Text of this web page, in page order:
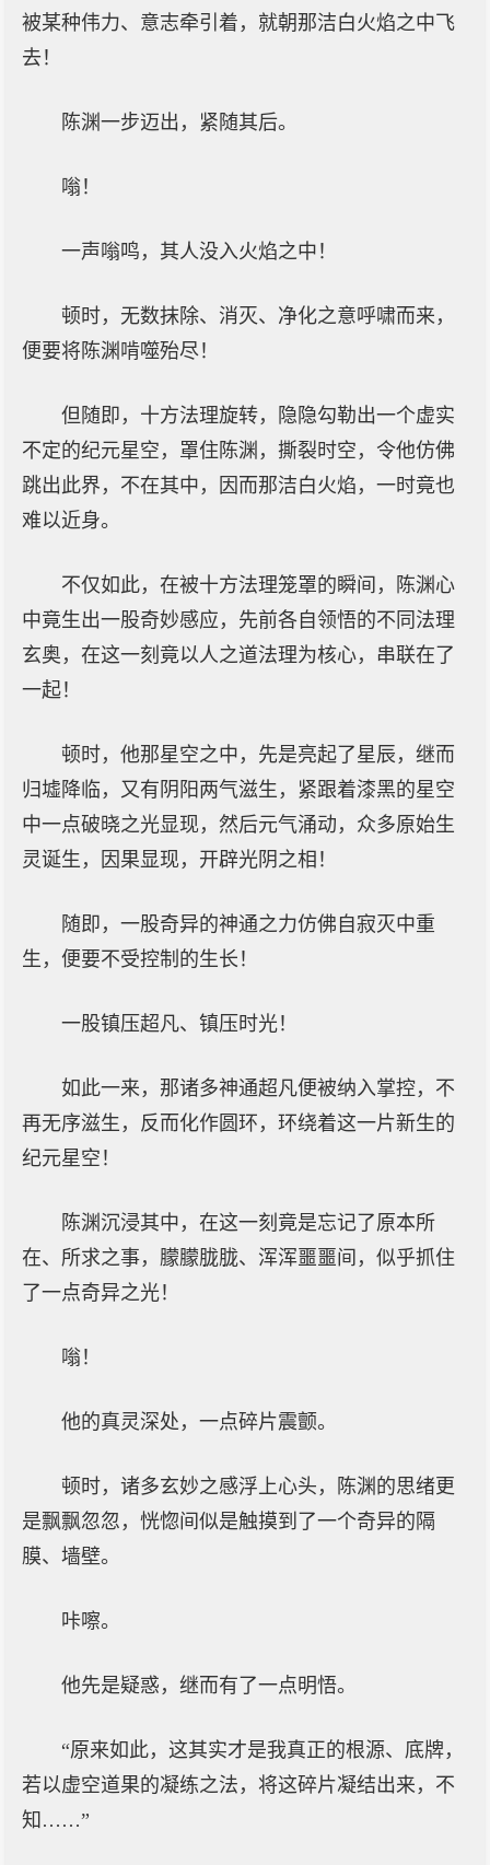
被某种伟力、意志牵引着，就朝那洁白火焰之中飞
去！
陈渊一步迈出，紧随其后。
嗡！
一声嗡鸣，其人没入火焰之中！
顿时，无数抹除、消灭、净化之意呼啸而来，
便要将陈渊啃噬殆尽！
但随即，十方法理旋转，隐隐勾勒出一个虚实
不定的纪元星空，罩住陈渊，撕裂时空，令他仿佛
跳出此界，不在其中，因而那洁白火焰，一时竟也
难以近身。
不仅如此，在被十方法理笼罩的瞬间，陈渊心
中竟生出一股奇妙感应，先前各自领悟的不同法理
玄奥，在这一刻竟以人之道法理为核心，串联在了
一起！
顿时，他那星空之中，先是亮起了星辰，继而
归墟降临，又有阴阳两气滋生，紧跟着漆黑的星空
中一点破晓之光显现，然后元气涌动，众多原始生
灵诞生，因果显现，开辟光阴之相！
随即，一股奇异的神通之力仿佛自寂灭中重
生，便要不受控制的生长！
一股镇压超凡、镇压时光！
如此一来，那诸多神通超凡便被纳入掌控，不
再无序滋生，反而化作圆环，环绕着这一片新生的
纪元星空！
陈渊沉浸其中，在这一刻竟是忘记了原本所
在、所求之事，朦朦胧胧、浑浑噩噩间，似乎抓住
了一点奇异之光！
嗡！
他的真灵深处，一点碎片震颤。
顿时，诸多玄妙之感浮上心头，陈渊的思绪更
是飘飘忽忽，恍惚间似是触摸到了一个奇异的隔
膜、墙壁。
咔嚓。
他先是疑惑，继而有了一点明悟。
“原来如此，这其实才是我真正的根源、底牌，
若以虚空道果的凝练之法，将这碎片凝结出来，不
知……”